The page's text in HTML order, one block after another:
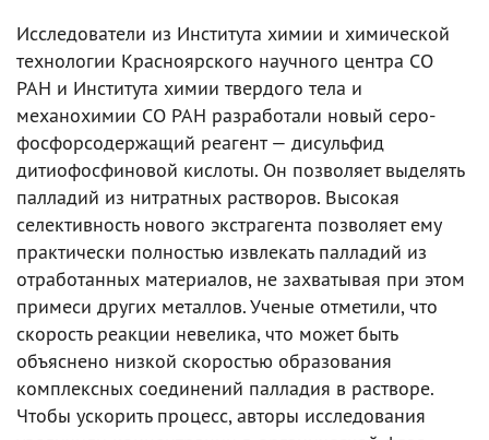
Исследователи из Института химии и химической
технологии Красноярского научного центра СО
РАН и Института химии твердого тела и
механохимии СО РАН разработали новый серо-
фосфорсодержащий реагент — дисульфид
дитиофосфиновой кислоты. Он позволяет выделять
палладий из нитратных растворов. Высокая
селективность нового экстрагента позволяет ему
практически полностью извлекать палладий из
отработанных материалов, не захватывая при этом
примеси других металлов. Ученые отметили, что
скорость реакции невелика, что может быть
объяснено низкой скоростью образования
комплексных соединений палладия в растворе.
Чтобы ускорить процесс, авторы исследования